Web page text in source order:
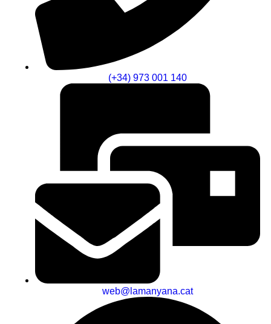
(+34) 973 001 140
web@lamanyana.cat